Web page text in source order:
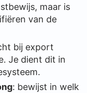
maar is
van de
bij export
Je dient dit in
: bewijst in welk